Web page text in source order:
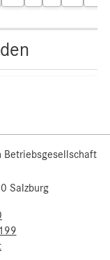
Betriebsgesellschaft
Salzburg